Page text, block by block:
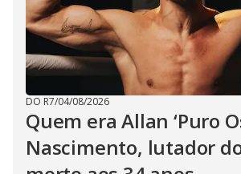
DO R7/04/08/2026
Quem era Allan ‘Puro
Nascimento, lutador